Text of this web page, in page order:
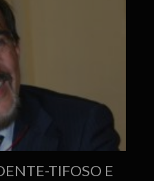
TIFOSO E